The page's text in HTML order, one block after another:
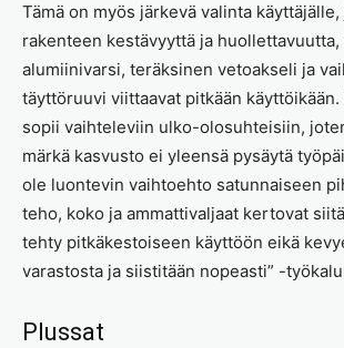
Tämä on myös järkevä valinta
rakenteen kestävyyttä ja huollettavuutta,
alumiinivarsi, teräksinen vetoakseli ja
täyttöruuvi viittaavat pitkään
sopii vaihteleviin ulko-olosuhteisiin,
märkä kasvusto ei yleensä pysäytä
ole luontevin vaihtoehto satunnaiseen
teho, koko ja ammattivaljaat kertovat
tehty pitkäkestoiseen käyttöön eikä
varastosta ja siistitään nopeasti” -
Plussat